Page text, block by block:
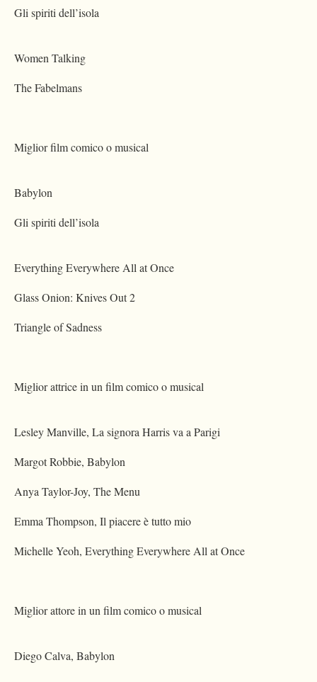
Gli spiriti dell’isola
Women Talking
The Fabelmans
Miglior film comico o musical
Babylon
Gli spiriti dell’isola
Everything Everywhere All at Once
Glass Onion: Knives Out 2
Triangle of Sadness
Miglior attrice in un film comico o musical
Lesley Manville, La signora Harris va a Parigi
Margot Robbie, Babylon
Anya Taylor-Joy, The Menu
Emma Thompson, Il piacere è tutto mio
Michelle Yeoh, Everything Everywhere All at Once
Miglior attore in un film comico o musical
Diego Calva, Babylon